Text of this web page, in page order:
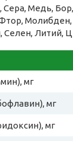
Сера, Медь,
Молибден,
Селен, Литий,
мг
мг
мг